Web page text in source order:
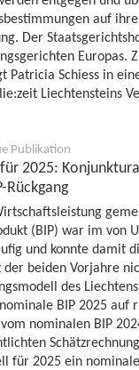
auf
Der
Europas.
Patricia Schiess in
Liechtensteins
Publikation
für 2025:
Rückgang
(BIP) war im von
und konnte damit
der beiden Vorjahre
des
BIP 2025 auf
vom nominalen BIP
für 2025 ein